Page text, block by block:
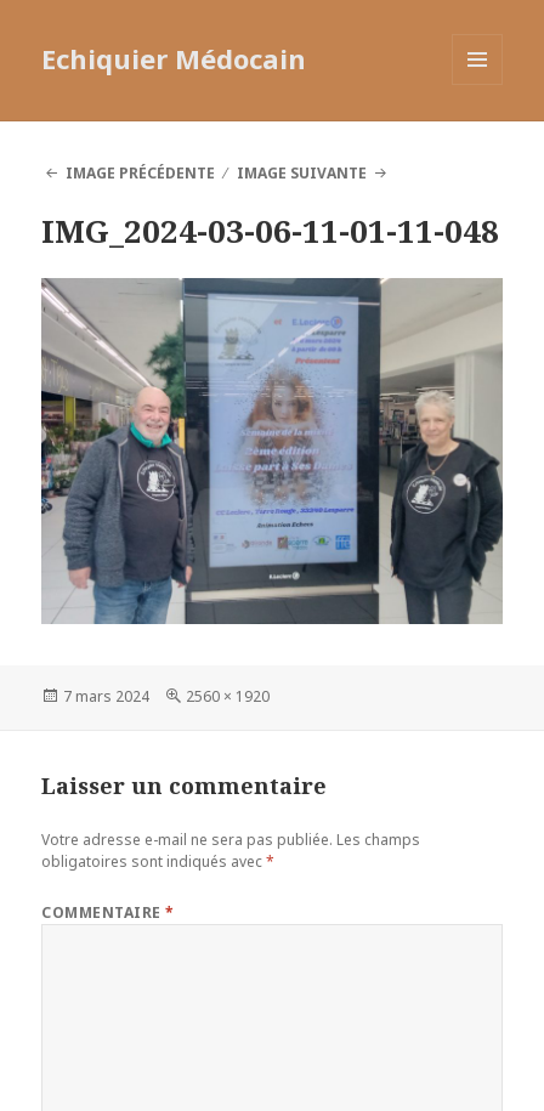
Echiquier Médocain
IMAGE PRÉCÉDENTE
IMAGE SUIVANTE
IMG_2024-03-06-11-01-11-048
Publié
7 mars 2024
Taille
2560 × 1920
Laisser un commentaire
Votre adresse e-mail ne sera pas publiée. Les champs
obligatoires sont indiqués avec*
COMMENTAIRE*